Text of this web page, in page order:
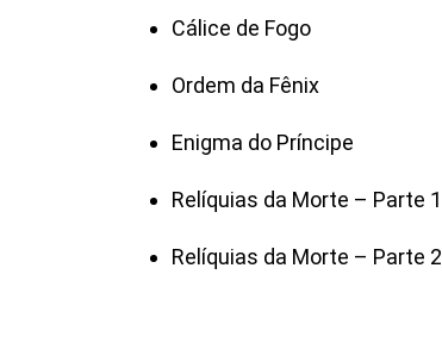
Cálice de Fogo
Ordem da Fênix
Enigma do Príncipe
Relíquias da Morte – Parte 1
Relíquias da Morte – Parte 2